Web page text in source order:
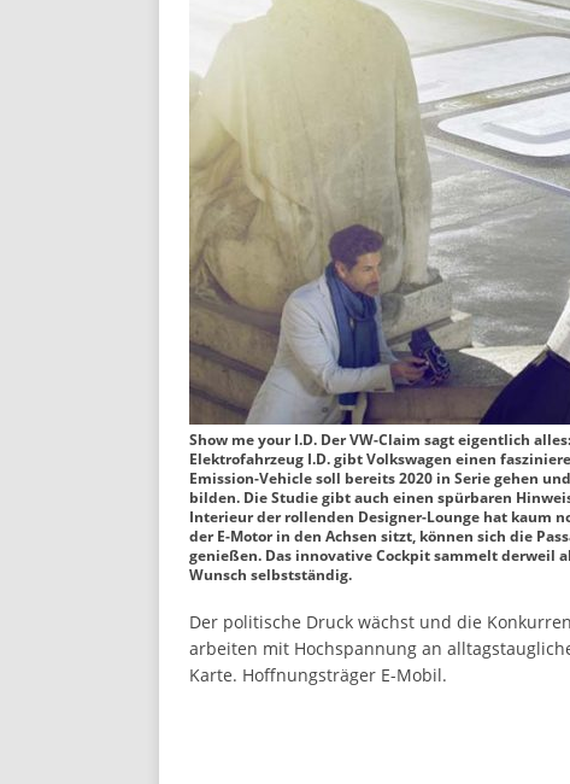
Show me your I.D. Der VW-Claim sagt eigentlich
Elektrofahrzeug I.D. gibt Volkswagen einen
Emission-Vehicle soll bereits 2020 in Serie gehen
bilden. Die Studie gibt auch einen spürbaren
Interieur der rollenden Designer-Lounge hat kaum
der E-Motor in den Achsen sitzt, können sich die
genießen. Das innovative Cockpit sammelt
Wunsch selbstständig.
Der politische Druck wächst und die
arbeiten mit Hochspannung an
Karte. Hoffnungsträger E-Mobil.